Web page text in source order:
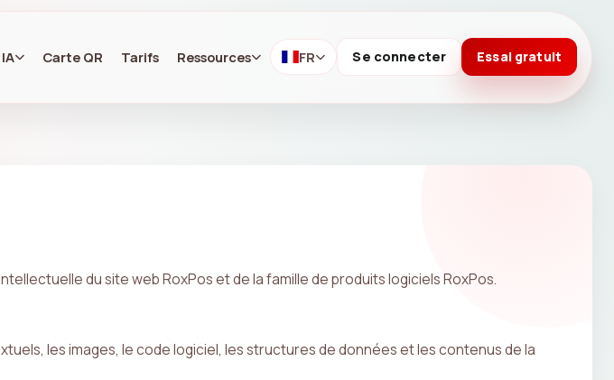
IA Carte QR Tarifs Ressources FR Se connecter Essai gratuit
du site web RoxPos et de la famille de produits logiciels RoxPos.
les images, le code logiciel, les structures de données et les contenus de la